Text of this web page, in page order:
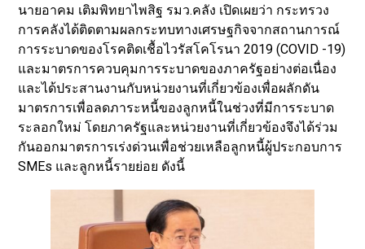
นายอาคม เติมพิทยาไพสิฐ รมว.คลัง เปิดเผยว่า กระทรวง
การคลังได้ติดตามผลกระทบทางเศรษฐกิจจากสถานการณ์
การระบาดของโรคติดเชื้อไวรัสโคโรนา 2019 (COVID -19)
และมาตรการควบคุมการระบาดของภาครัฐอย่างต่อเนื่อง
และได้ประสานงานกับหน่วยงานที่เกี่ยวข้องเพื่อผลักดัน
มาตรการเพื่อลดภาระหนี้ของลูกหนี้ในช่วงที่มีการระบาด
ระลอกใหม่ โดยภาครัฐและหน่วยงานที่เกี่ยวข้องจึงได้ร่วม
กันออกมาตรการเร่งด่วนเพื่อช่วยเหลือลูกหนี้ผู้ประกอบการ
SMEs และลูกหนี้รายย่อย ดังนี้